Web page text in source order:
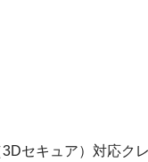
セキュア）対応ク